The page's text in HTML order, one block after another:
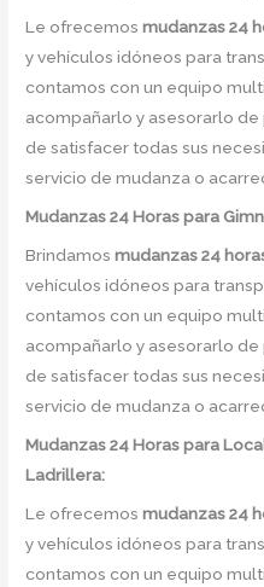
Le ofrecemosmudanzas 24
y vehículos idóneos para
contamos con un equipo
acompañarlo y asesorarlo
de satisfacer todas sus
servicio de mudanza o
Mudanzas 24 Horas para
Brindamosmudanzas 24
vehículos idóneos para
contamos con un equipo
acompañarlo y asesorarlo
de satisfacer todas sus
servicio de mudanza o
Mudanzas 24 Horas para
Ladrillera:
Le ofrecemosmudanzas 24
y vehículos idóneos para
contamos con un equipo